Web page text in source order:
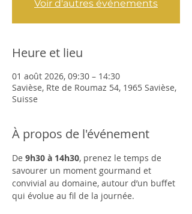
Voir d'autres événements
Heure et lieu
01 août 2026, 09:30 – 14:30
Savièse, Rte de Roumaz 54, 1965 Savièse,
Suisse
À propos de l'événement
De 9h30 à 14h30, prenez le temps de
savourer un moment gourmand et
convivial au domaine, autour d’un buffet
qui évolue au fil de la journée.